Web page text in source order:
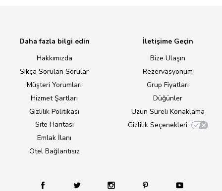
Daha fazla bilgi edin
Hakkımızda
Sıkça Sorulan Sorular
Müşteri Yorumları
Hizmet Şartları
Gizlilik Politikası
Site Haritası
Emlak İlanı
Otel Bağlantısız
İletişime Geçin
Bize Ulaşın
Rezervasyonum
Grup Fiyatları
Düğünler
Uzun Süreli Konaklama
Gizlilik Seçenekleri